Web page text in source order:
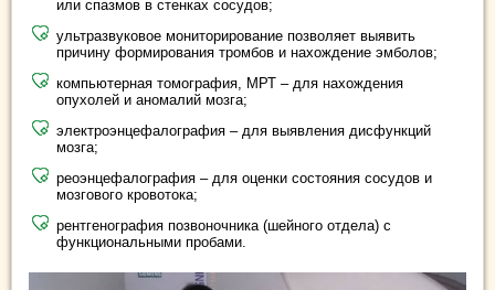
или спазмов в стенках сосудов;
ультразвуковое мониторирование позволяет выявить
причину формирования тромбов и нахождение эмболов;
компьютерная томография, МРТ – для нахождения
опухолей и аномалий мозга;
электроэнцефалография – для выявления дисфункций
мозга;
реоэнцефалография – для оценки состояния сосудов и
мозгового кровотока;
рентгенография позвоночника (шейного отдела) с
функциональными пробами.